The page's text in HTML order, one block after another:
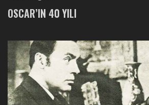
OSCAR’IN 40 YILI